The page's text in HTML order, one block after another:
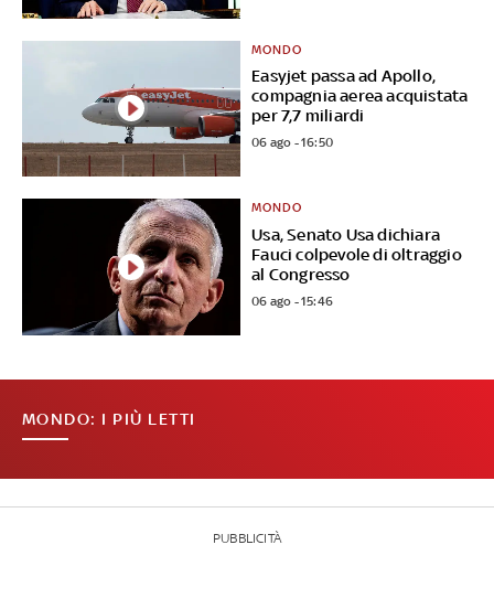
Easyjet passa ad Apollo,
compagnia aerea acquistata
per 7,7 miliardi
MONDO
06 ago - 16:50
Usa, Senato Usa dichiara
Fauci colpevole di oltraggio
al Congresso
MONDO
06 ago - 15:46
MONDO: I PIÙ LETTI
PUBBLICITÀ